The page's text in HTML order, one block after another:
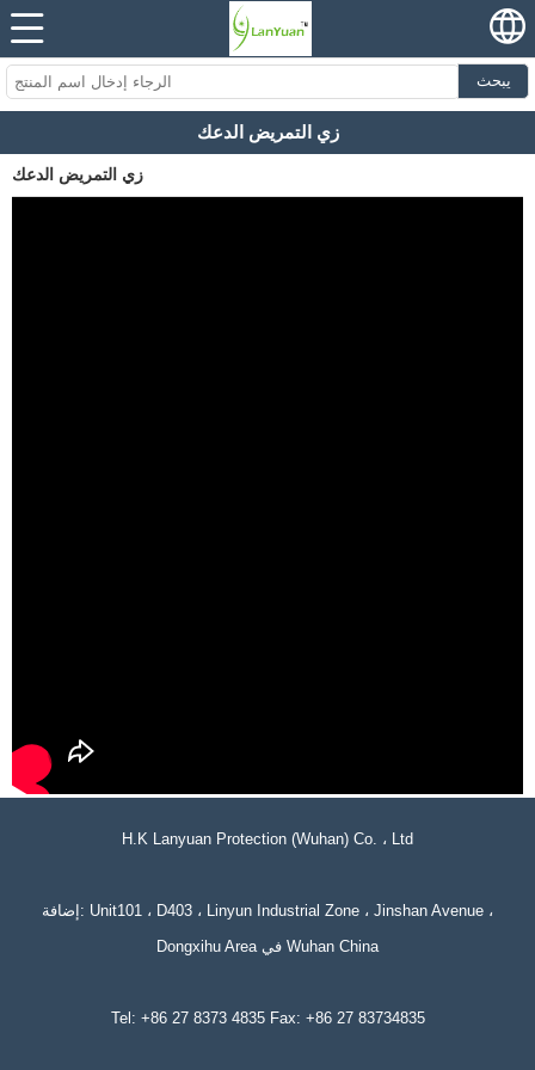
يبحث
زي التمريض الدعك
زي التمريض الدعك
H.K Lanyuan Protection (Wuhan) Co. ، Ltd
إضافة: Unit101 ، D403 ، Linyun Industrial Zone ، Jinshan Avenue ،
Dongxihu Area في Wuhan China
Tel: +86 27 8373 4835 Fax: +86 27 83734835